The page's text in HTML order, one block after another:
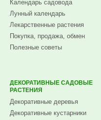
Календарь садовода
Лунный календарь
Лекарственные растения
Покупка, продажа, обмен
Полезные советы
ДЕКОРАТИВНЫЕ САДОВЫЕ
РАСТЕНИЯ
Декоративные деревья
Декоративные кустарники